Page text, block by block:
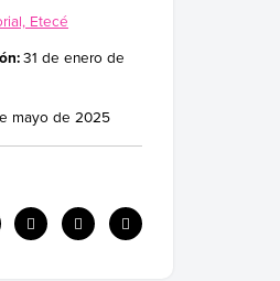
Etecé
31 de enero de
mayo de 2025